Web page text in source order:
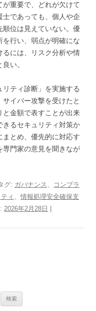
重要で、どれが欠けて
士であっても、個人や企
位は見えていない。優
行い、弱点が明確にな
るには、リスク分析や情
い。
ティ診断」を実施する
イバー攻撃を受けたと
と金額で表すことが出来
きるセキュリティ対策か
とめ、優先的に対応す
門家の意見を聞きなが
グ: ガバナンス 、
コンプラ
ィ 、 情報処理安全確保支
2026年2月28日